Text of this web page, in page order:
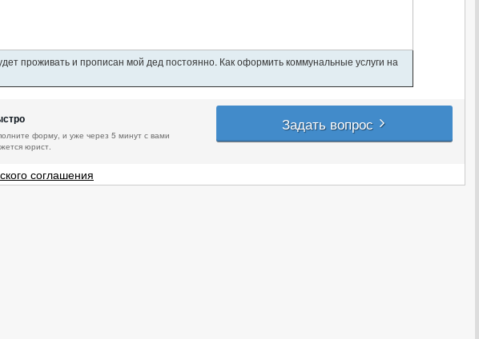
проживать и прописан мой дед постоянно. Как оформить коммунальные услуги на
форму, и уже через 5 минут с вами
юрист.
Задать вопрос
соглашения